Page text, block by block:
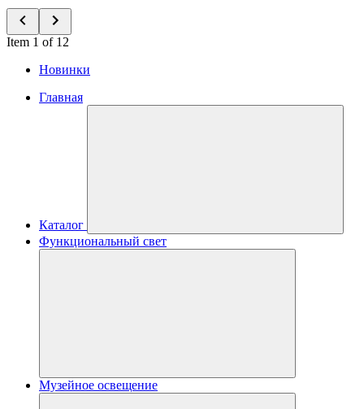
Item 1 of 12
Новинки
Главная
Каталог
Функциональный свет
Музейное освещение